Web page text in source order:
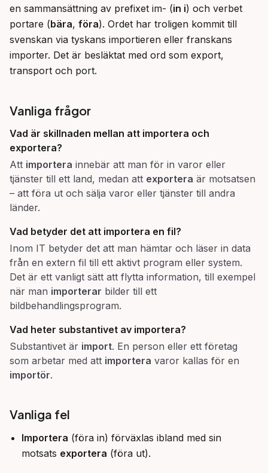
en sammansättning av prefixet im- (in i) och verbet
portare (bära, föra). Ordet har troligen kommit till
svenskan via tyskans importieren eller franskans
importer. Det är besläktat med ord som export,
transport och port.
Vanliga frågor
Vad är skillnaden mellan att importera och
exportera?
Att importera innebär att man för in varor eller
tjänster till ett land, medan att exportera är motsatsen
– att föra ut och sälja varor eller tjänster till andra
länder.
Vad betyder det att importera en fil?
Inom IT betyder det att man hämtar och läser in data
från en extern fil till ett aktivt program eller system.
Det är ett vanligt sätt att flytta information, till exempel
när man importerar bilder till ett
bildbehandlingsprogram.
Vad heter substantivet av importera?
Substantivet är import. En person eller ett företag
som arbetar med att importera varor kallas för en
importör.
Vanliga fel
Importera (föra in) förväxlas ibland med sin
motsats exportera (föra ut).